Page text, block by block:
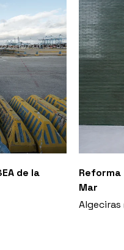
de la
Reforma
Mar
Algeciras